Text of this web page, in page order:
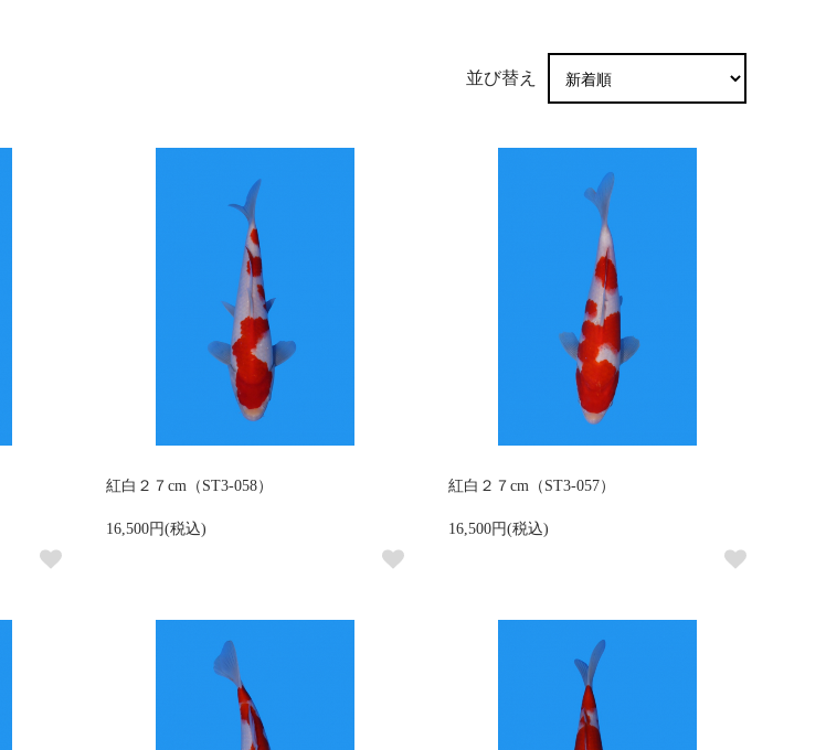
並び替え
紅白２７cm（ST3-058）
16,500円(税込)
紅白２７cm（ST3-057）
16,500円(税込)